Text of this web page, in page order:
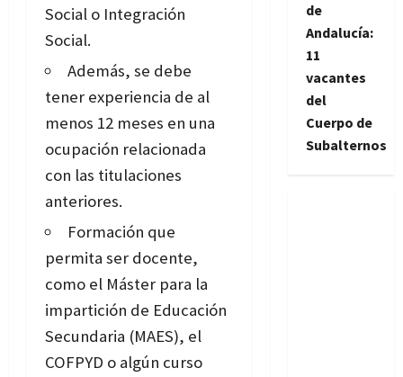
Social o Integración
Social.
Además, se debe
tener experiencia de al
menos 12 meses en una
ocupación relacionada
con las titulaciones
anteriores.
Formación que
permita ser docente,
como el Máster para la
impartición de Educación
Secundaria (MAES), el
COFPYD o algún curso
de
Andalucía:
11
vacantes
del
Cuerpo de
Subalternos